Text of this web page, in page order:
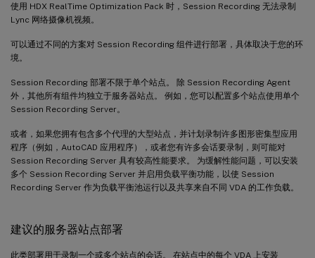
使用 HDX RealTime Optimization Pack 时，Session Recording 无法录制
Lync 网络摄像机视频。
可以通过不同的方案对 Session Recording 组件进行部署，具体取决于您的环
境。
Session Recording 部署不限于单个站点。 除 Session Recording Agent
外，其他所有组件均独立于服务器站点。 例如，您可以配置多个站点使用单个
Session Recording Server。
或者，如果您拥有包含多个代理的大型站点，并计划录制许多图形密集型应用
程序（例如，AutoCAD 应用程序），或者您有许多会话要录制，则可能对
Session Recording Server 具有较高性能要求。 为缓解性能问题，可以安装
多个 Session Recording Server 并启用负载平衡功能，以使 Session
Recording Server 作为负载平衡池运行以及共享来自不同 VDA 的工作负载。
建议的服务器站点部署
此类部署用于录制一个或多个站点的会话。 在站点中的每个 VDA 上安装